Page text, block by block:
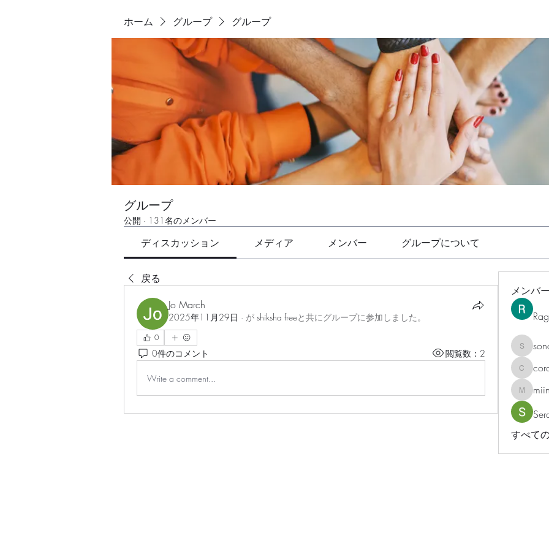
ホーム グループ グループ
グループ
公開 · 131名のメンバー
ディスカッション メディア メンバー グループについて
戻る
Jo March
2025年11月29日 · が shiksha freeと共にグループに参加しました。
0
0件のコメント 閲覧数：2
Write a comment...
メンバ
sonosarc
すべて